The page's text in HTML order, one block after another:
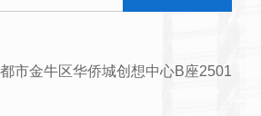
市金牛区华侨城创想中心B座2501